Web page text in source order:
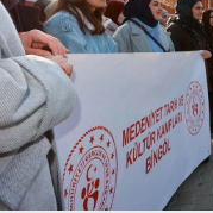
KİĞI
MERKEZ
RESMİ İLANLAR
SAĞLIK